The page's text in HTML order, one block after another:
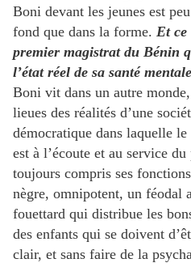
Boni devant les jeunes est
fond que dans la forme. Et ce
premier magistrat du Bénin
l’état réel de sa santé
Boni vit dans un autre
lieues des réalités d’une
démocratique dans laquelle
est à l’écoute et au service
toujours compris ses
nègre, omnipotent, un féodal
fouettard qui distribue les
des enfants qui se doivent
clair, et sans faire de la